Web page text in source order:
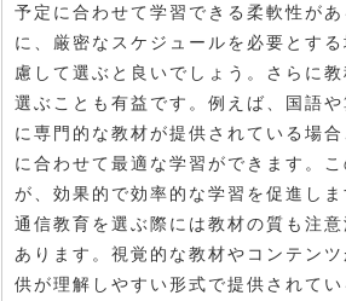
予定に合わせて学習できる柔軟性が
に、厳密なスケジュールを必要とす
慮して選ぶと良いでしょう。さらに
選ぶことも有益です。例えば、国語
に専門的な教材が提供されている場
に合わせて最適な学習ができます。
が、効果的で効率的な学習を促進しま
通信教育を選ぶ際には教材の質も注
あります。視覚的な教材やコンテン
供が理解しやすい形式で提供されて